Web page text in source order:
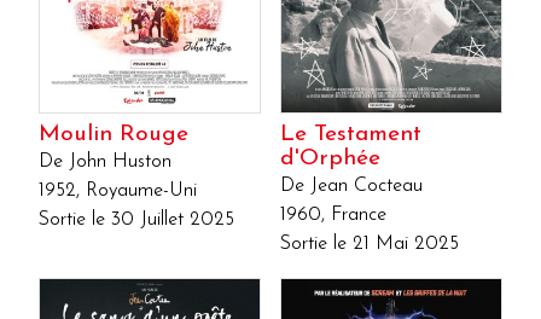
Moulin Rouge
De John Huston
1952, Royaume-Uni
Sortie le 30 Juillet 2025
Le Testament
d'Orphée
De Jean Cocteau
1960, France
Sortie le 21 Mai 2025